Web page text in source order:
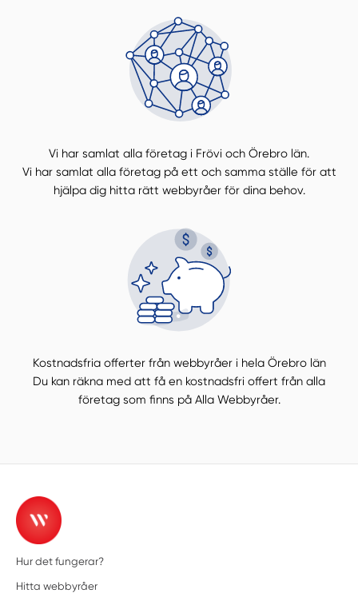
Vi har samlat alla företag i Frövi och Örebro län.
Vi har samlat alla företag på ett och samma ställe för att
hjälpa dig hitta rätt webbyråer för dina behov.
Kostnadsfria offerter från webbyråer i hela Örebro län
Du kan räkna med att få en kostnadsfri offert från alla
företag som finns på Alla Webbyråer.
Hur det fungerar?
Hitta webbyråer